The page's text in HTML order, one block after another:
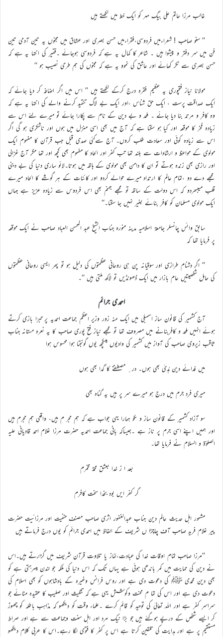
غالب مرزا حاتم علی بیگ مہر کو ایک خط میں لکھتے ہیں
’’ سنو صاحب ! شعراءمیں فردوسی،فقراءمیں حسن بصری اور عشاق میں مجنوں یہ تین آدمی تین
فن میں سر دفتر و پیشوا ہیں ۔ شاعر کا کمال یہ ہے کہ فردوسی ہوجائے ۔فقیر کی انتہا یہ ہے کہ
حسن بصری سے ٹکر کھائے اور عاشق کی نموو یہ ہے کہ مجنوں کی ہم طرحی نصیب ہو ‘‘
مولانا نیاز فتحپوری یہ عظیم فقرہ درج کرکے لکھتے ہیں ’’ اس میں اگر اضافہ کر دیا جائے کہ
ایک صداقت پرست ، ایک حق شناس ،اور ایک بے لاگ تنقید کرنے والے کی انتہا یہ ہے کہ
وہ کافر و مرتد بنا دیا جائے ۔ ملحد و بے دین کے نام سے پکارا جائے تو میرے لئے اس سے
زیادہ فخر کا موقعہ اور کیا ہو سکتا ہے کہ آج میں بھی اسی منزل میں ہوں اور ناشکری ہو گی اگر
اس سے زیادہ کوئی اور سعادت طلب کروں۔ آج سےکئی صدی قبل جب قرآن کا مفہوم ایک
مولوی کے مواعظ و ارشادات سے بلند تھا تب کفر اور الحاد کا مفہوم بھی کچھ اور تھا مگر آج غزالی
اور رازی بھی زندہ ہوتے تو ان کا دامن بھی مولوی کے ہاتھ میں ہوتا۔لائو ساری دنیا کی بے دینی
مجھے دے دو ،تمام عالم کا ارتداد میرے حوالے کردو اور کائنات کے ہر گوشے کا الحاد میرے
قلب میںبھردو کہ اس دولت کے ساتھ تو مجھے جہنم بھی اس فردوس سے زیادہ عزیز ہے جہاں
ایک مولوی مسلمان کو کافر بنائے بغیر نہیں جا سکتا۔‘‘
سابق وائس چانسلر جامعۃ اسلامیہ مدینہ منورہ جناب الشیخ عبد المحسن العباد صاحب نے ایک موقعہ
پر فرمایا تھا کہ
’’ اگر دشنام طرازی اور سوقیانہ پن ہی روحانی عظمتوں کی دلیل ہو تو پھر ایسی روحانی عظمتوں
کی حامل شخصیتیں عام بازار میں ایک ڈھونڈیں تو لاکھ ملتی ہیں ‘‘۔
احمدی جرائم
آج کشمیر کی قانون ساز اسمبلی میں ایک منہ زور وزیر اعظم جماعت احمدیہ پر تبرّا بازی کرتے
ہوئے انہیں ملحد و کافربنانے میں مصروف تھا تو مجھے نیاز فتح پوری صاحب کا یہ نعرہ مستانہ جناب
ثاقب زیروی صاحب کی آواز میں کشمیر کی وادیوں میںکچھ یوں گونجتا ہوا محسوس ہوا
میں فدائے دین ہُدیٰ بھی ہوں۔ در ِ مصطفےٰؐ کا گدا بھی ہوں
میری فرد جرم میں درج ہو میرے سر پر ہیں یہ گناہ بھی
سو آزاد کشمیر کے قانون ساز و ںکو ہمارا یہی جواب ہے کہ ہم مجر م ہیں، واقعی ہم مجرم ہیں
اور ہمیں اپنے اسی جرم پر ناز ہے ۔جیساکہ بانی جماعت احمدیہ حضرت مرزا غلام احمد قادیانی علیہ
الصلوٰۃ و السلام نے فرمایا تھا۔
بعد ا ز خدا بعشق محمدؐ مخمرم
گر کفر ایں بود بخدا سخت کافرم
مشہور اہل حدیث عالم دین جناب عبدالغفور اثری صاحب مصنف حنفیت اور مرزائیت حضرت
پیر غلام فرید صاحب آف چاچڑا ں شریف کے الفاظ میں احمدی جرائم کو یوں درج فرماتے ہیں
’’مرزا صاحب تمام اوقات خدا کی عبادت،نماز یا تلاوت قرآن شریف میں گزارتے ہیں۔اس
نے دین کی حمایت میں کمر باندھی ہوئی ہے یہاں تک کہ اس دنیا کی ملکہ جو لندن میںرہتی ہے کو
بھی دین محمدی ﷺ کی دعوت دی ہے اور روس فرانس وغیرہ کے بادشاہوں کو بھی اسلام کی
دعوت دی ہے اور اس کی تما م محنت وکوشش یہی ہے کہ تثلیث اور صلیب کا عقیدہ مٹائے جو
سراسر کفر ہے اور اللہ تعالیٰ کی توحید کو قائم کرے ۔علماء وقت کو دیکھو کہ مذاہب باطلہ کو چھوڑ
کر ایسے شخص کے درپے ہوگئے ہیں جو بڑا نیک مرد اور اہل سنت وجماعت سے ہے اور صراط
مستقیم پر ہے اور ہدایت کی تلقین کرتا ہے اس پر کفر کا فتوی لگا رہے۔اس کا عربی کلام دیکھو